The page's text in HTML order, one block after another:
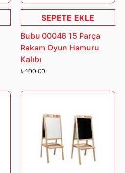
SEPETE EKLE
Bubu 00046 15 Parça
Rakam Oyun Hamuru
Kalıbı
₺ 100.00